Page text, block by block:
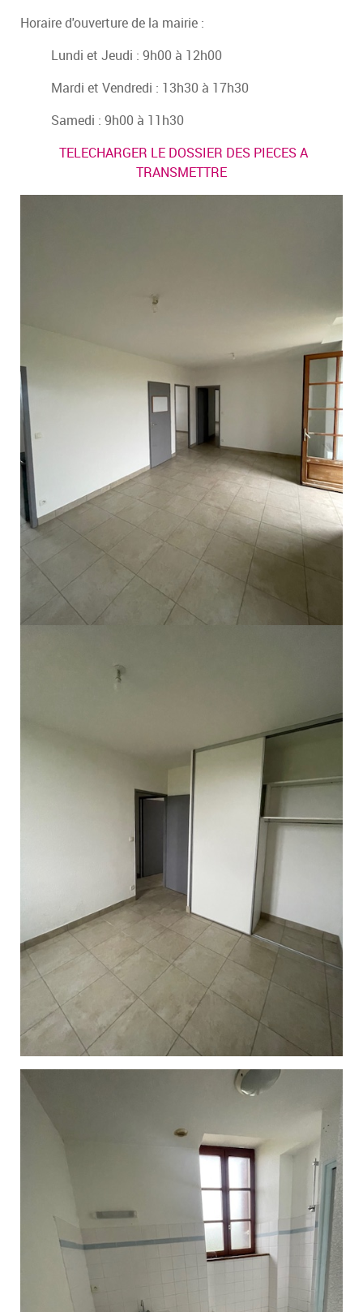
Horaire d'ouverture de la mairie :
Lundi et Jeudi : 9h00 à 12h00
Mardi et Vendredi : 13h30 à 17h30
Samedi : 9h00 à 11h30
TELECHARGER LE DOSSIER DES PIECES A
TRANSMETTRE